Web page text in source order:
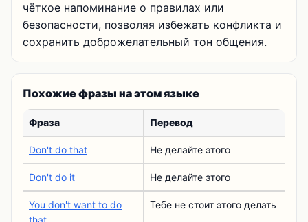
чёткое напоминание о правилах или
безопасности, позволяя избежать конфликта и
сохранить доброжелательный тон общения.
Похожие фразы на этом языке
Фраза Перевод
Don't do that Не делайте этого
Don't do it Не делайте этого
You don't want to do
that
Тебе не стоит этого делать